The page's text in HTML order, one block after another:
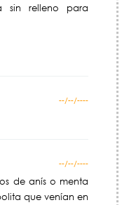
sin relleno para
--/--/----
--/--/----
de anís o menta
que venían en